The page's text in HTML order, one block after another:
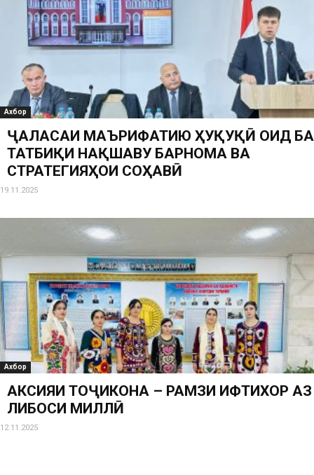
Ахбор
ҶАЛАСАИ МАЪРИФАТИЮ ҲУҚУҚӢ ОИД БА
ТАТБИҚИ НАҚШАВУ БАРНОМА ВА
СТРАТЕГИЯҲОИ СОҲАВӢ
19.11.2025
Ахбор
АКСИЯИ ТОҶИКОНА – РАМЗИ ИФТИХОР АЗ
ЛИБОСИ МИЛЛӢ
12.11.2025